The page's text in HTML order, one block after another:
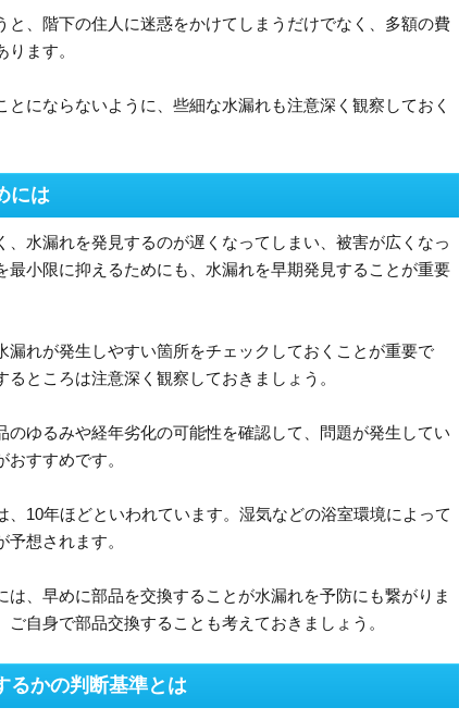
と、階下の住人に迷惑をかけてしまうだけでなく、多額の費
ます。
にならないように、些細な水漏れも注意深く観察しておく
には
、水漏れを発見するのが遅くなってしまい、被害が広くなっ
最小限に抑えるためにも、水漏れを早期発見することが重要
漏れが発生しやすい箇所をチェックしておくことが重要で
ところは注意深く観察しておきましょう。
のゆるみや経年劣化の可能性を確認して、問題が発生してい
すすめです。
、10年ほどといわれています。湿気などの浴室環境によって
想されます。
、早めに部品を交換することが水漏れを予防にも繋がりま
自身で部品交換することも考えておきましょう。
るかの判断基準とは